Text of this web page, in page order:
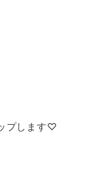
プします♡